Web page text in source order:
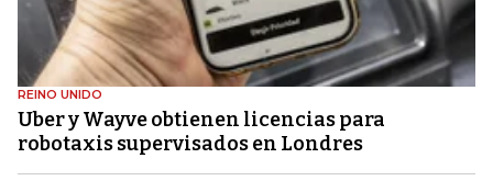
REINO UNIDO
Uber y Wayve obtienen licencias para
robotaxis supervisados ​​en Londres